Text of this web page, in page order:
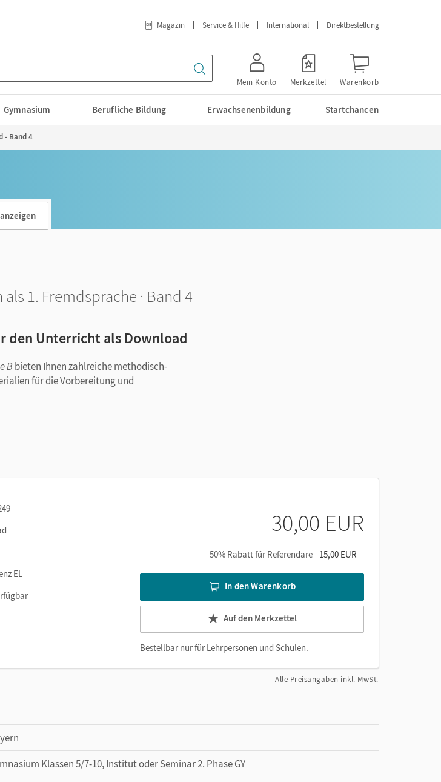
Magazin Service & Hilfe International Direktbestellung
Mein Konto Merkzettel Warenkorb
Gymnasium Berufliche Bildung Erwachsenenbildung Startchancen
- Band 4
1. Fremdsprache · Band 4
den Unterricht als Download
Bbieten Ihnen zahlreiche methodisch-
für die Vorbereitung und
EL
30,00 EUR
50% Rabatt für Referendare 15,00 EUR
In den Warenkorb
Auf den Merkzettel
Bestellbar nur fürLehrpersonen und Schulen.
Alle Preisangaben inkl. MwSt.
Klassen 5/7-10, Institut oder Seminar 2. Phase GY